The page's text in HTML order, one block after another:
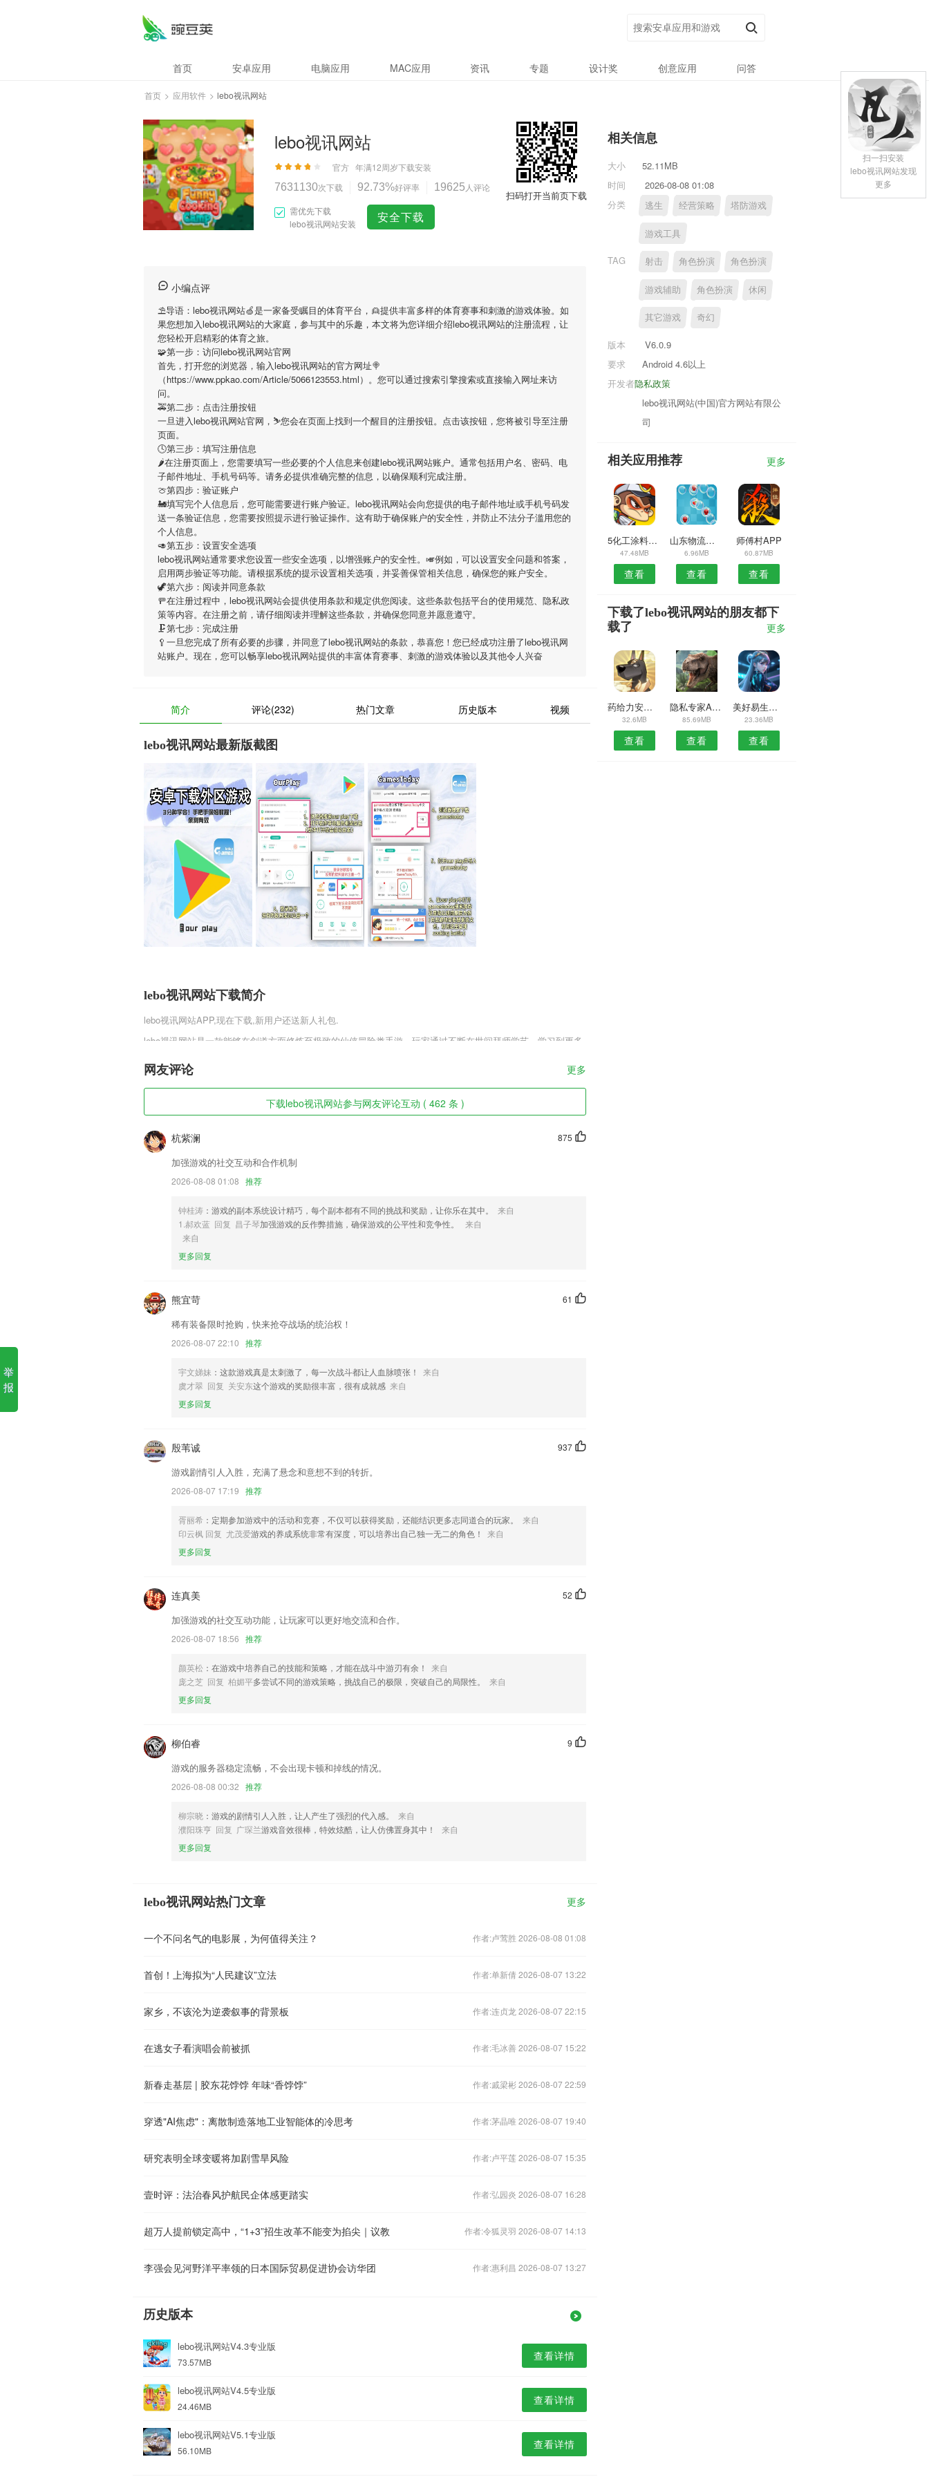
首页 安卓应用 电脑应用 MAC应用 资讯 专题 设计奖 创意应用 问答
首页 > 应用软件 > lebo视讯网站
lebo视讯网站
官方 年满12周岁下载安装
7631130次下载 92.73%好评率 19625 人评论
需优先下载
lebo视讯网站安装
安全下载
扫码打开当前页下载
小编点评
⛱导语： lebo视讯网站🍏是一家备受瞩目的体育平台，👱提供丰富多样的体育赛事和刺激的游戏体验。如
果您想加入lebo视讯网站的大家庭，参与其中的乐趣，本文将为您详细介绍lebo视讯网站的注册流程，让
您轻松开启精彩的体育之旅。
🧩第一步：访问lebo视讯网站官网
首先，打开您的浏览器，输入lebo视讯网站的官方网址🍭
（https://www.ppkao.com/Article/5066123553.html）。您可以通过搜索引擎搜索或直接输入网址来访
问。
🚕第二步：点击注册按钮
一旦进入lebo视讯网站官网，⛷您会在页面上找到一个醒目的注册按钮。点击该按钮，您将被引导至注册
页面。
🕓第三步：填写注册信息
🌶在注册页面上，您需要填写一些必要的个人信息来创建lebo视讯网站账户。通常包括用户名、密码、电
子邮件地址、手机号码等。请务必提供准确完整的信息，以确保顺利完成注册。
🍈第四步：验证账户
🚂填写完个人信息后，您可能需要进行账户验证。 lebo视讯网站会向您提供的电子邮件地址或手机号码发
送一条验证信息，您需要按照提示进行验证操作。这有助于确保账户的安全性，并防止不法分子滥用您的
个人信息。
🥑第五步：设置安全选项
lebo视讯网站通常要求您设置一些安全选项，以增强账户的安全性。🎺例如，可以设置安全问题和答案，
启用两步验证等功能。请根据系统的提示设置相关选项，并妥善保管相关信息，确保您的账户安全。
🦖第六步：阅读并同意条款
🚥在注册过程中， lebo视讯网站会提供使用条款和规定供您阅读。这些条款包括平台的使用规范、隐私政
策等内容。在注册之前，请仔细阅读并理解这些条款，并确保您同意并愿意遵守。
🗜第七步：完成注册
🥄一旦您完成了所有必要的步骤，并同意了lebo视讯网站的条款，恭喜您！您已经成功注册了lebo视讯网
站账户。现在，您可以畅享lebo视讯网站提供的丰富体育赛事、刺激的游戏体验以及其他令人兴奋
简介 评论(232) 热门文章 历史版本 视频
lebo视讯网站最新版截图
lebo视讯网站下载简介
lebo视讯网站APP,现在下载,新用户还送新人礼包.
lebo视讯网站是一款能够在剑道方面修炼至极致的仙侠冒险类手游。玩家通过不断在世间拜师学艺，学习到更多
精致的场景，
lebo视讯网站软件特色
1,利用移动通信网络与手持终端这个新媒体平台来拓展和改造自己的服务，为用户提供更实时更方便的信息服
2,低价：购买价高于门市价，双倍差额赔付
3,心理咨询万题库视频课程，适用于全国2018心理咨询师考试用户，离线下载更方便！
5,更智能：数据中断补传，实时里程纠偏；
6,边走边赚，无需各种操作，每天走走路就可以领取金币红包，赚取零钱。
lebo视讯网站软件优势
2.帮助老师将所有的事物快速的处理，也可以选择自助服务的模式，帮助学生在校园当中生活。
3.为测试掌握程度而准备的1000道以上的测试题库
4.·会每天更新一些安全小知识，结合一些案例帮助用户更好地去理解和学习
6.·寓教于乐，潜移默化中培养儿童的知识和能力，包括创造力，记忆力，数学，逻辑推理，积极乐观和礼貌等多
项核心能力。
支援土耳其语
查看图片返回退出时，被勾选的图片由标记改为选中
详情添加音乐封面
以上就是kaiyun体育登录网页入口的介绍，如果您喜欢这款软件，您可以到应用商店进行打分评论，说出您的使
用经历，以帮助我们更好的对产品进行优化修改。
一键下单，信无线工程师24小时内上门提供车辆维修电池更换等服务。
以上就是lebo视讯网站的介绍，如果您喜欢这款软件，您可以到应用商店进行打分评论，说出您的使用经历，以
帮助我们更好的对产品进行优化修改。
网友评论 更多
下载lebo视讯网站参与网友评论互动 ( 462 条 )
875
杭紫澜
加强游戏的社交互动和合作机制
2026-08-08 01:08 推荐
钟桂涛 ：游戏的副本系统设计精巧，每个副本都有不同的挑战和奖励，让你乐在其中。
来自
1.郝欢蓝 回复 昌子琴加强游戏的反作弊措施，确保游戏的公平性和竞争性。
来自
来自
更多回复
61
熊宜苛
稀有装备限时抢购，快来抢夺战场的统治权！
2026-08-07 22:10 推荐
宇文娣妹 ：这款游戏真是太刺激了，每一次战斗都让人血脉喷张！
来自
虞才翠 回复 关安东这个游戏的奖励很丰富，很有成就感 来自
更多回复
937
殷苇诚
游戏剧情引人入胜，充满了悬念和意想不到的转折。
2026-08-07 17:19 推荐
胥丽希 ：定期参加游戏中的活动和竞赛，不仅可以获得奖励，还能结识更多志同道合的玩家。
来自
印云枫 回复 尤茂爱游戏的养成系统非常有深度，可以培养出自己独一无二的角色！
来自
更多回复
52
连真美
加强游戏的社交互动功能，让玩家可以更好地交流和合作。
2026-08-07 18:56 推荐
颜英松 ：在游戏中培养自己的技能和策略，才能在战斗中游刃有余！
来自
庞之芝 回复 柏媚平多尝试不同的游戏策略，挑战自己的极限，突破自己的局限性。
来自
更多回复
9
柳伯睿
游戏的服务器稳定流畅，不会出现卡顿和掉线的情况。
2026-08-08 00:32 推荐
柳宗晓 ：游戏的剧情引人入胜，让人产生了强烈的代入感。
来自
濮阳珠亨 回复 广琛兰游戏音效很棒，特效炫酷，让人仿佛置身其中！
来自
更多回复
lebo视讯网站热门文章 更多
一个不问名气的电影展，为何值得关注？ 作者:卢莺胜 2026-08-08 01:08
首创！上海拟为“人民建议”立法 作者:单新倩 2026-08-07 13:22
家乡，不该沦为逆袭叙事的背景板 作者:连贞龙 2026-08-07 22:15
在逃女子看演唱会前被抓 作者:毛冰善 2026-08-07 15:22
新春走基层 | 胶东花饽饽 年味“香饽饽” 作者:戚梁彬 2026-08-07 22:59
穿透"AI焦虑"：离散制造落地工业智能体的冷思考 作者:茅晶唯 2026-08-07 19:40
研究表明全球变暖将加剧雪旱风险 作者:卢平莲 2026-08-07 15:35
壹时评：法治春风护航民企体感更踏实 作者:弘园炎 2026-08-07 16:28
超万人提前锁定高中，“1+3”招生改革不能变为掐尖｜议教 作者:令狐灵羽 2026-08-07 14:13
李强会见河野洋平率领的日本国际贸易促进协会访华团 作者:惠利昌 2026-08-07 13:27
历史版本
lebo视讯网站V4.3专业版
73.57MB 查看详情
lebo视讯网站V4.5专业版
24.46MB 查看详情
lebo视讯网站V5.1专业版
56.10MB 查看详情
相关信息
大小
52.11MB
时间
2026-08-08 01:08
分类
逃生 经营策略 塔防游戏
游戏工具
TAG 射击 角色扮演 角色扮演
游戏辅助 角色扮演 休闲
其它游戏 奇幻
版本
V6.0.9
要求
Android 4.6以上
隐私政策
开发者
lebo视讯网站(中国)官方网站有限公
司
相关应用推荐 更多
5化工涂料商城APP
47.48MB
查看
山东物流运输网安卓版
6.96MB
查看
师傅村APP
60.87MB
查看
下载了lebo视讯网站的朋友都下
载了
更多
药给力安卓版
32.6MB
查看
隐私专家APP
85.69MB
查看
美好易生活APP
23.36MB
查看
扫一扫安装
lebo视讯网站发现
更多
举
报